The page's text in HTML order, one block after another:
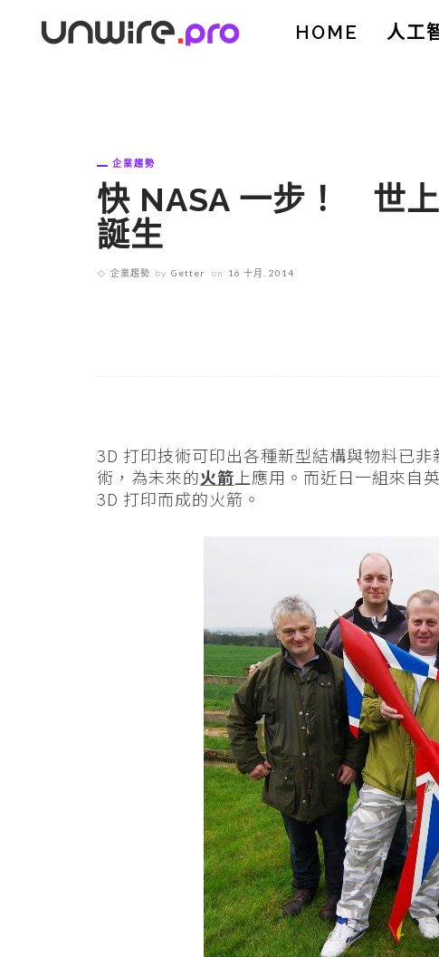
HOME 人工
企業趨勢
快 NASA 一步！ 世
誕生
企業趨勢 by Getter on 16 十月, 2014
3D 打印技術可印出各種新型結構與物料已
術，為未來的火箭上應用。而近日一組來自
3D 打印而成的火箭。